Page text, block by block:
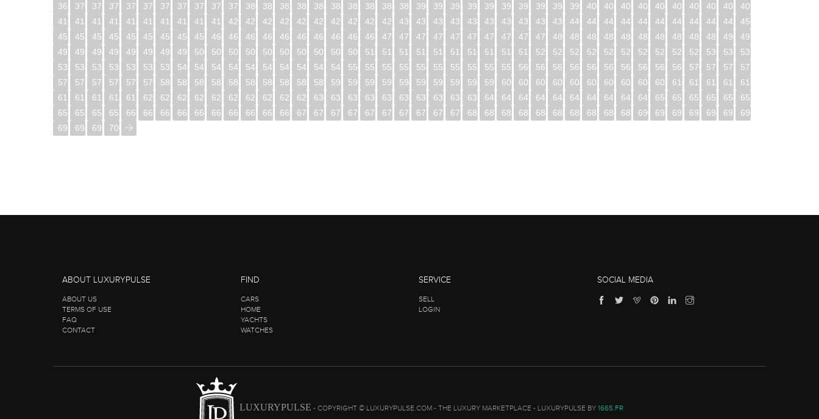
369
370 371 372 373 374 375 376 377 378 379 380 381 382 383 384 385 386 387 388 389 390 391 392 393 394 395 396 397 398 399 400 401 402 403 404 405 406 407 408
409
410
411 412 413 414 415 416 417 418 419 420 421 422 423 424 425 426 427 428 429 430 431 432 433 434 435 436 437 438 439 440 441 442 443 444 445 446 447 448 449
450
451
452 453 454 455 456 457 458 459 460 461 462 463 464 465 466 467 468 469 470 471 472 473 474 475 476 477 478 479 480 481 482 483 484 485 486 487 488 489 490
491
492
493 494 495 496 497 498 499 500 501 502 503 504 505 506 507 508 509 510 511 512 513 514 515 516 517 518 519 520 521 522 523 524 525 526 527 528 529 530 531
532
533
534 535 536 537 538 539 540 541 542 543 544 545 546 547 548 549 550 551 552 553 554 555 556 557 558 559 560 561 562 563 564 565 566 567 568 569 570 571 572
573
574
575 576 577 578 579 580 581 582 583 584 585 586 587 588 589 590 591 592 593 594 595 596 597 598 599 600 601 602 603 604 605 606 607 608 609 610 611 612 613
614
615
616 617 618 619 620 621 622 623 624 625 626 627 628 629 630 631 632 633 634 635 636 637 638 639 640 641 642 643 644 645 646 647 648 649 650 651 652 653 654
655
656
657 658 659 660 661 662 663 664 665 666 667 668 669 670 671 672 673 674 675 676 677 678 679 680 681 682 683 684 685 686 687 688 689 690 691 692 693 694 695
696
697
698 699 700
ABOUT LUXURYPULSE
ABOUT US
TERMS OF USE
FAQ
CONTACT
FIND
CARS
HOME
YACHTS
WATCHES
SERVICE
SELL
LOGIN
SOCIAL MEDIA
LUXURYPULSE - COPYRIGHT © LUXURYPULSE.COM - THE LUXURY MARKETPLACE - LUXURYPULSE BY 1665.FR